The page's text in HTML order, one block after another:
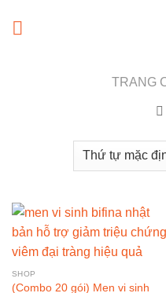
TRANG
SHOP
(Combo 20 gói) Men vi sinh